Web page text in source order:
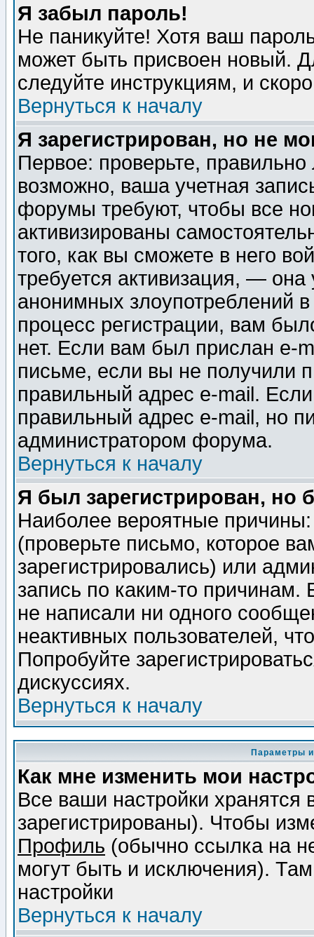
Я забыл пароль!
Не паникуйте! Хотя ваш
может быть присвоен новый.
следуйте инструкциям, и
Вернуться к началу
Я зарегистрирован, но не
Первое: проверьте,
возможно, ваша учетная
форумы требуют, чтобы все
активизированы
того, как вы сможете в него
требуется активизация, —
анонимных злоупотреблений
процесс регистрации, вам
нет. Если вам был прислан e-
письме, если вы не получили
правильный адрес e-mail.
правильный адрес e-mail, но
администратором форума.
Вернуться к началу
Я был зарегистрирован, но
Наиболее вероятные
(проверьте письмо, которое
зарегистрировались) или
запись по каким-то
не написали ни одного
неактивных пользователей,
Попробуйте
дискуссиях.
Вернуться к началу
Параметры
Как мне изменить мои
Все ваши настройки
зарегистрированы). Чтобы
Профиль (обычно ссылка на
могут быть и исключения).
настройки
Вернуться к началу